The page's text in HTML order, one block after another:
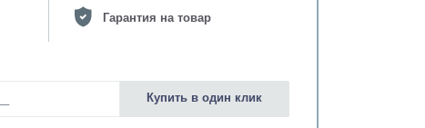
Гарантия на товар
Купить в один клик